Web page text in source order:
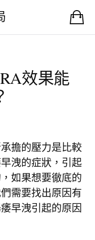
效果能
擔的壓力是比較
洩的症狀，引起
如果想要徹底的
需要找出原因有
早洩引起的原因